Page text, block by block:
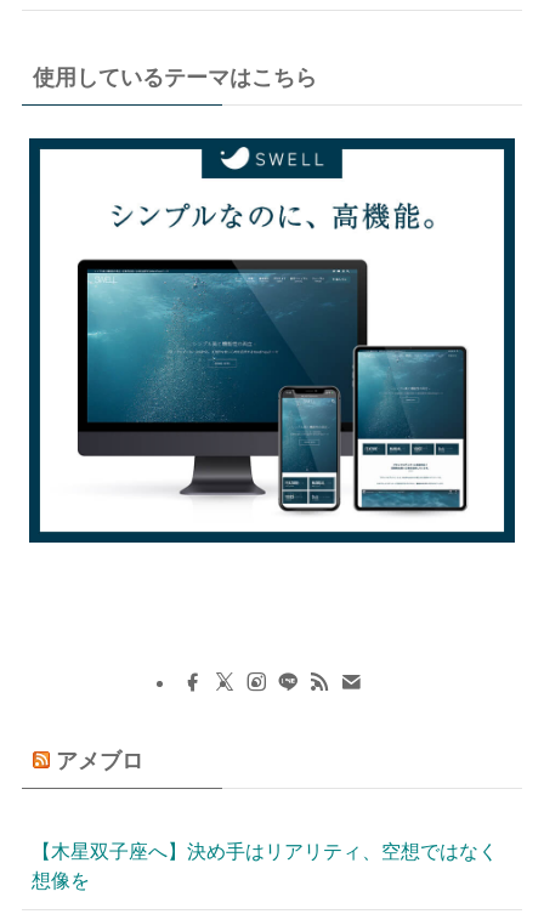
使用しているテーマはこちら
アメブロ
【木星双子座へ】決め手はリアリティ、空想ではなく
想像を